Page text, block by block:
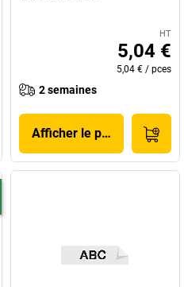
HT
5,04 €
5,04 € / pces
2 semaines
Afficher le produit